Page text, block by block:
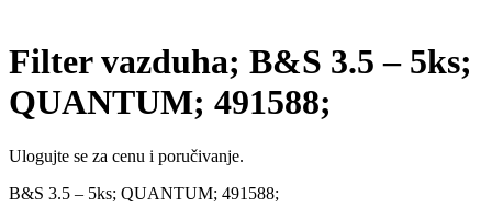
Filter vazduha; B&S 3.5 – 5ks;
QUANTUM; 491588;
Ulogujte se za cenu i poručivanje.
B&S 3.5 – 5ks; QUANTUM; 491588;